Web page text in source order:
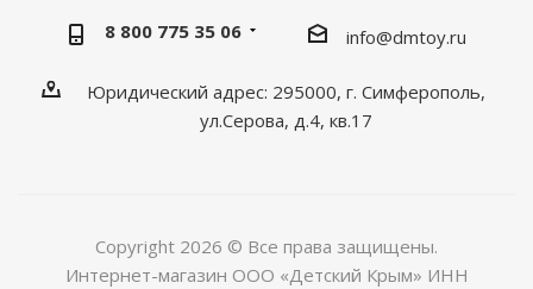
8 800 775 35 06 info@dmtoy.ru
Юридический адрес: 295000, г. Симферополь,
ул.Серова, д.4, кв.17
Copyright 2026 © Все права защищены.
Интернет-магазин ООО «Детский Крым» ИНН